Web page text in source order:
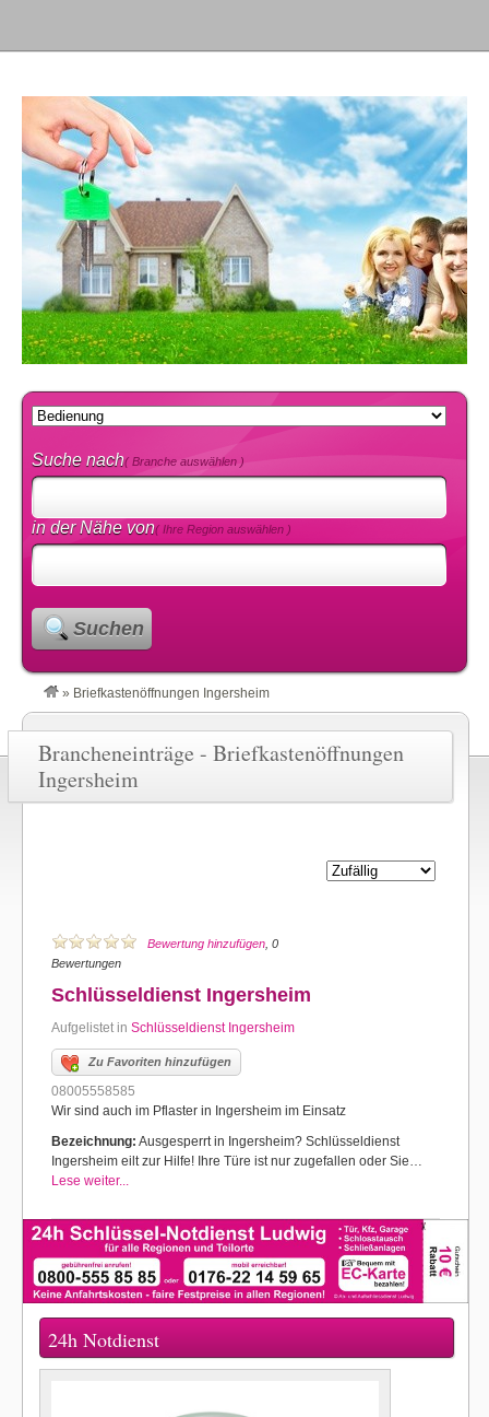
Suche nach( Branche auswählen )
in der Nähe von( Ihre Region auswählen )
Suchen
» Briefkastenöffnungen Ingersheim
Brancheneinträge - Briefkastenöffnungen
Ingersheim
Bewertung hinzufügen , 0
Bewertungen
Schlüsseldienst Ingersheim
Aufgelistet in Schlüsseldienst Ingersheim
Zu Favoriten hinzufügen
08005558585
Wir sind auch im Pflaster in Ingersheim im Einsatz
Bezeichnung: Ausgesperrt in Ingersheim? Schlüsseldienst
Ingersheim eilt zur Hilfe! Ihre Türe ist nur zugefallen oder Sie…
Lese weiter...
24h Notdienst